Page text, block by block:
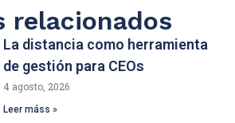
relacionados
La distancia como herramienta
de gestión para CEOs
4 agosto, 2026
Leer máss »